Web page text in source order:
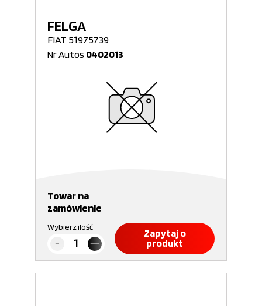
FELGA
FIAT 51975739
Nr Autos 0402013
Towar na
zamówienie
Wybierz ilość
Zapytaj o
produkt